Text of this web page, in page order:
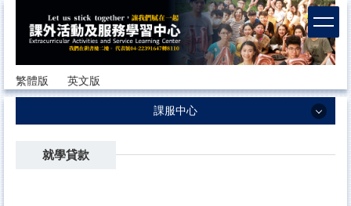
內
容
繁體版 英文版
課服中心
就學貸款